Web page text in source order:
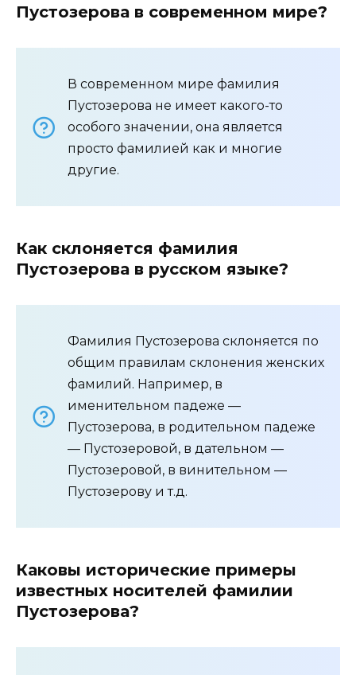
Пустозерова в современном мире?
В современном мире фамилия
Пустозерова не имеет какого-то
особого значении, она является
просто фамилией как и многие
другие.
Как склоняется фамилия
Пустозерова в русском языке?
Фамилия Пустозерова склоняется по
общим правилам склонения женских
фамилий. Например, в
именительном падеже —
Пустозерова, в родительном падеже
— Пустозеровой, в дательном —
Пустозеровой, в винительном —
Пустозерову и т.д.
Каковы исторические примеры
известных носителей фамилии
Пустозерова?